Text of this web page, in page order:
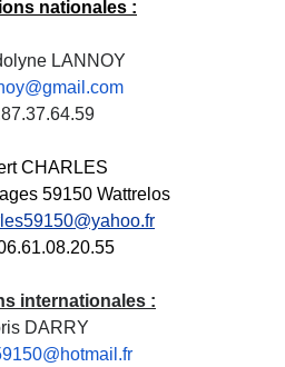
nationales :
LANNOY
CHARLES
59150 Wattrelos
internationales :
DARRY